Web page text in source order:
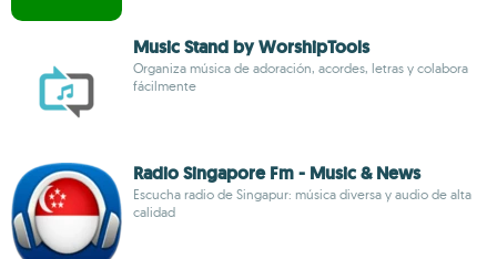
Music Stand by WorshipTools
Organiza música de adoración, acordes, letras y colabora
fácilmente
Radio Singapore Fm - Music & News
Escucha radio de Singapur: música diversa y audio de alta
calidad